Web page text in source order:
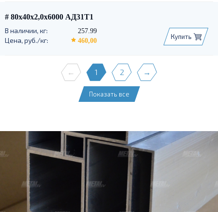
# 80х40х2,0х6000 АД31Т1
257.99
460,00
Купить
← 1 2 →
Показать все